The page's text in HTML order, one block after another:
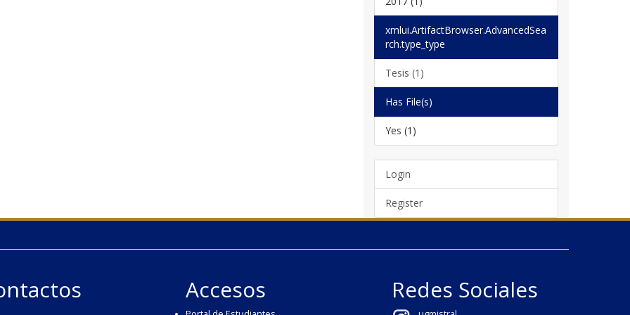
xmlui.ArtifactBrowser.AdvancedSea
rch.type_type
Tesis (1)
Has File(s)
Yes (1)
Login
Register
Accesos Redes Sociales